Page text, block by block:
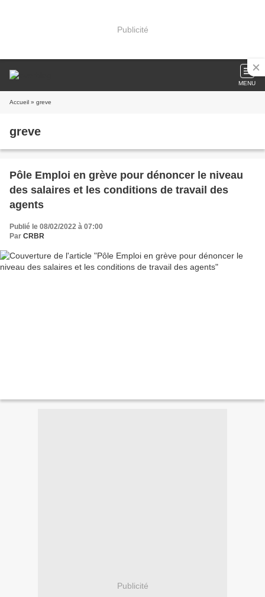
Publicité
MENU
Accueil » greve
greve
Pôle Emploi en grève pour dénoncer le niveau
des salaires et les conditions de travail des
agents
Publié le 08/02/2022 à 07:00
Par CRBR
Publicité